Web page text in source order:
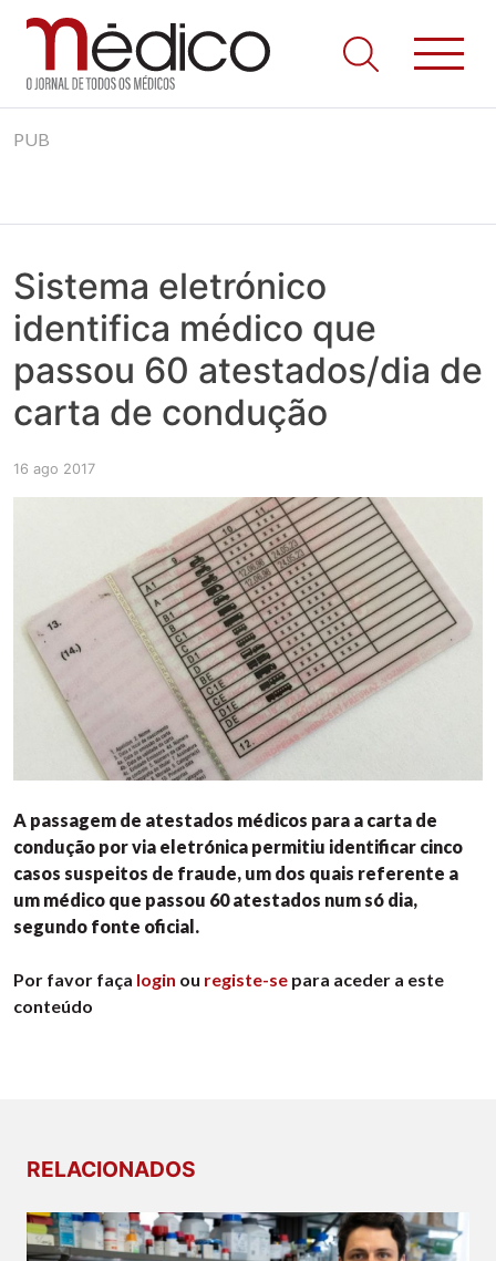
to
Jornal Médico
Médico – O Jornal de Todos os Médicos. Onde as notícias
realmente contam! Tudo o que se passa na Saúde!
PUB
Sistema eletrónico
identifica médico que
passou 60 atestados/dia de
carta de condução
16 ago 2017
A passagem de atestados médicos para a carta de
condução por via eletrónica permitiu identificar cinco
casos suspeitos de fraude, um dos quais referente a
um médico que passou 60 atestados num só dia,
segundo fonte oficial.
Por favor faça login ou registe-se para aceder a este
conteúdo
RELACIONADOS